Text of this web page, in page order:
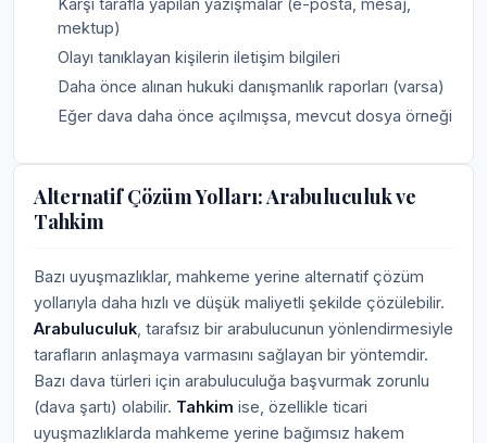
Karşı tarafla yapılan yazışmalar (e-posta, mesaj,
mektup)
Olayı tanıklayan kişilerin iletişim bilgileri
Daha önce alınan hukuki danışmanlık raporları (varsa)
Eğer dava daha önce açılmışsa, mevcut dosya örneği
Alternatif Çözüm Yolları: Arabuluculuk ve
Tahkim
Bazı uyuşmazlıklar, mahkeme yerine alternatif çözüm
yollarıyla daha hızlı ve düşük maliyetli şekilde çözülebilir.
Arabuluculuk , tarafsız bir arabulucunun yönlendirmesiyle
tarafların anlaşmaya varmasını sağlayan bir yöntemdir.
Bazı dava türleri için arabuluculuğa başvurmak zorunlu
(dava şartı) olabilir. Tahkim ise, özellikle ticari
uyuşmazlıklarda mahkeme yerine bağımsız hakem